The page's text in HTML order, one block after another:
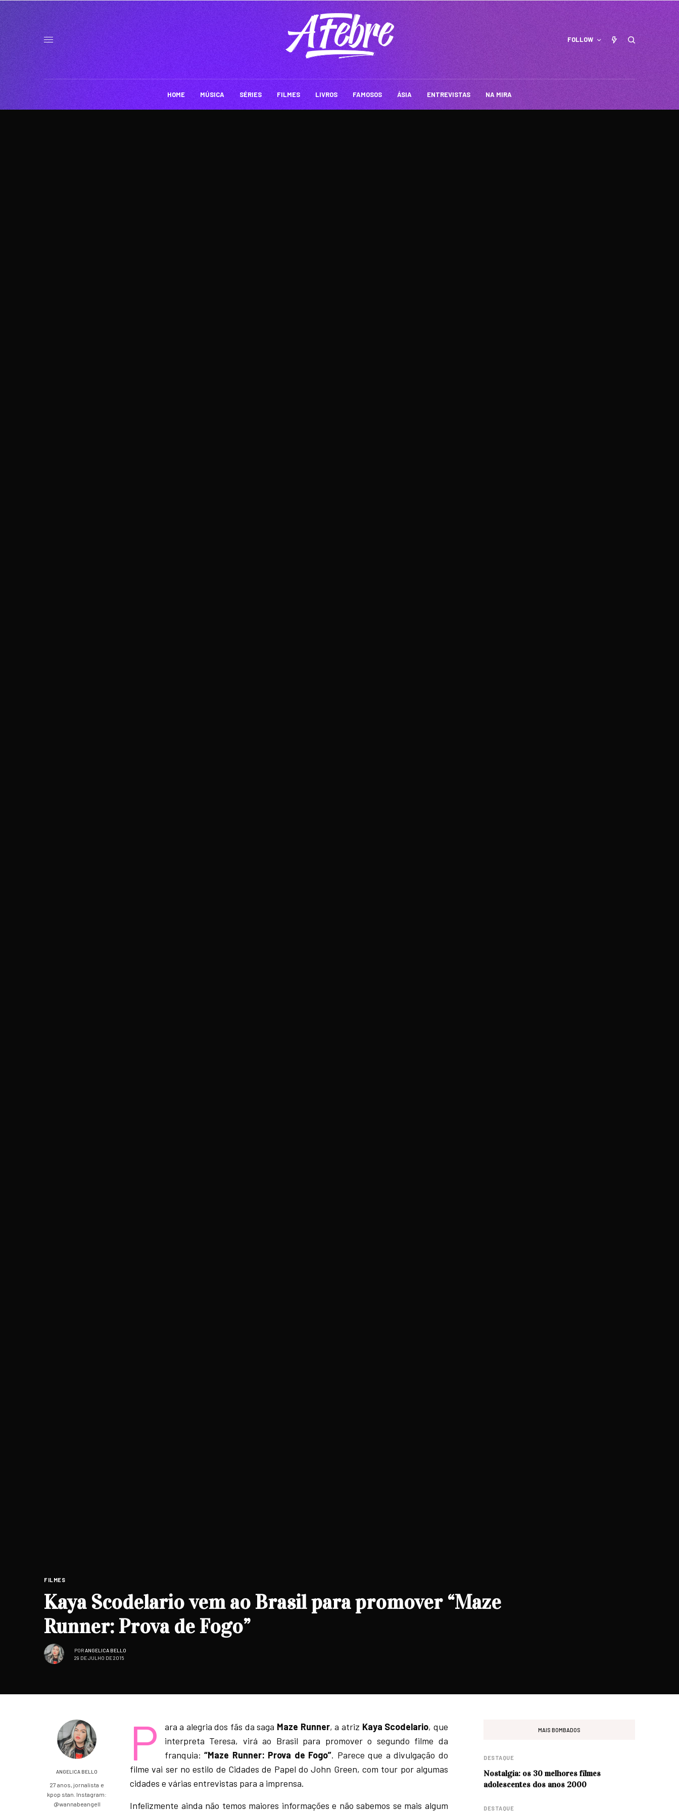
FOLLOW
HOME MÚSICA SÉRIES FILMES LIVROS FAMOSOS ÁSIA ENTREVISTAS NA MIRA
FILMES
Kaya Scodelario vem ao Brasil para promover “Maze
Runner: Prova de Fogo”
PORANGELICA BELLO
29 DE JULHO DE 2015
ANGELICA BELLO
27 anos, jornalista e
kpop stan. Instagram:
@wannabeangell
P ara a alegria dos fãs da saga Maze Runner, a atriz Kaya Scodelario, que
interpreta Teresa, virá ao Brasil para promover o segundo filme da
franquia:“Maze Runner: Prova de Fogo”. Parece que a divulgação do
filme vai ser no estilo de Cidades de Papel do John Green, com tour por algumas
cidades e várias entrevistas para a imprensa.
Infelizmente ainda não temos maiores informações e não sabemos se mais algum
MAIS BOMBADOS
DESTAQUE
Nostalgia: os 30 melhores filmes
adolescentes dos anos 2000
DESTAQUE